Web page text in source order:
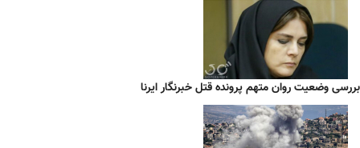
بررسی وضعیت روان متهم پرونده قتل خبرنگار ایرنا